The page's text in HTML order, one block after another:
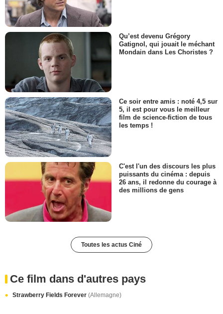
Qu’est devenu Grégory
Gatignol, qui jouait le méchant
Mondain dans Les Choristes ?
Ce soir entre amis : noté 4,5 sur
5, il est pour vous le meilleur
film de science-fiction de tous
les temps !
C'est l'un des discours les plus
puissants du cinéma : depuis
26 ans, il redonne du courage à
des millions de gens
Toutes les actus Ciné
Ce film dans d'autres pays
Strawberry Fields Forever (Allemagne)